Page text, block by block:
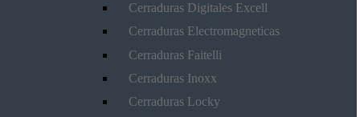
Cerraduras Digitales Excell
Cerraduras Electromagneticas
Cerraduras Faitelli
Cerraduras Inoxx
Cerraduras Locky